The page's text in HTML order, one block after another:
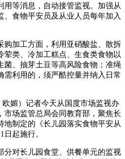
用等消息，自动接管监视。加强从
、食物平安员及从业人员每年加入
加工方面，利用亚硝酸盐、散拆
荤类、冷加工糕点、生食类食物以
菌、抽芽土豆等高风险食物；准绳
需利用的，须严酷控量并纳入日常
媚）记者今天从国度市场监视办
市场监管总局会同教育部，聚焦长
地制定的《长儿园落实食物平安从
起施行。
对长儿园食堂、供餐单元的监视